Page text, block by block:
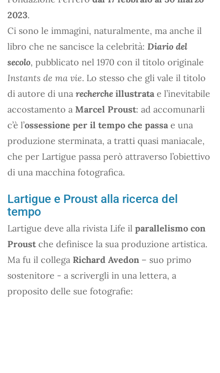
2023.
Ci sono le immagini, naturalmente, ma anche il
libro che ne sancisce la celebrità: Diario del
secolo, pubblicato nel 1970 con il titolo originale
Instants de ma vie. Lo stesso che gli vale il titolo
di autore di una recherche illustrata e l’inevitabile
accostamento a Marcel Proust: ad accomunarli
c’è l’ossessione per il tempo che passa e una
produzione sterminata, a tratti quasi maniacale,
che per Lartigue passa però attraverso l’obiettivo
di una macchina fotografica.
Lartigue e Proust alla ricerca del
tempo
Lartigue deve alla rivista Life il parallelismo con
Proustche definisce la sua produzione artistica.
Ma fu il collega Richard Avedon – suo primo
sostenitore - a scrivergli in una lettera, a
proposito delle sue fotografie: